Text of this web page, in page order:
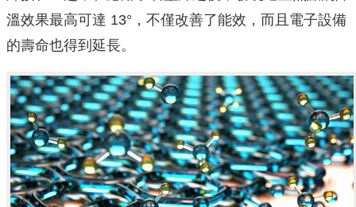
溫效果最高可達 13°，不僅改善了能效，而且電子設備
的壽命也得到延長。